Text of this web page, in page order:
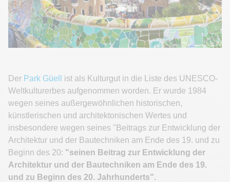
Der Park Güell
ist als Kulturgut in die Liste des UNESCO-
Weltkulturerbes aufgenommen worden. Er wurde 1984
wegen seines außergewöhnlichen historischen,
künstlerischen und architektonischen Wertes und
insbesondere wegen seines "Beitrags zur Entwicklung der
Architektur und der Bautechniken am Ende des 19. und zu
Beginn des 20: "seinen Beitrag zur Entwicklung der
Architektur und der Bautechniken am Ende des 19.
und zu Beginn des 20. Jahrhunderts".